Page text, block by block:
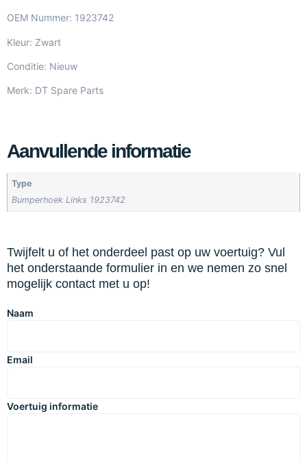
OEM Nummer: 1923742
Kleur: Zwart
Conditie: Nieuw
Merk: DT Spare Parts
Aanvullende informatie
Type
Bumperhoek Links 1923742
Twijfelt u of het onderdeel past op uw voertuig? Vul
het onderstaande formulier in en we nemen zo snel
mogelijk contact met u op!
Naam
Email
Voertuig informatie